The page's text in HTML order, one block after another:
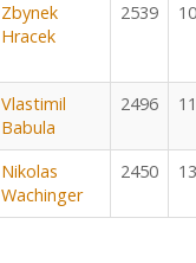
Zbynek
Hracek
2539 10
Vlastimil
Babula
2496 11
Nikolas
Wachinger
2450 13